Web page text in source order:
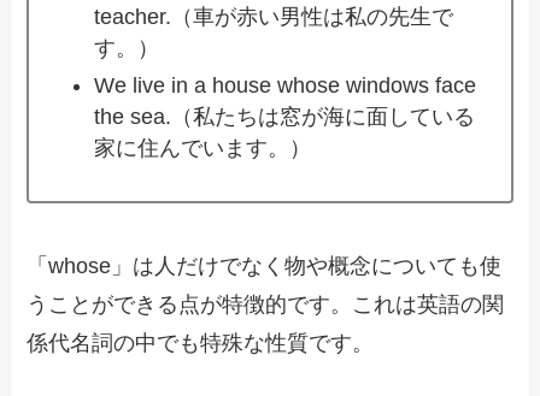
teacher.（車が赤い男性は私の先生で
す。）
We live in a house whose windows face
the sea.（私たちは窓が海に面している
家に住んでいます。）
「whose」は人だけでなく物や概念についても使
うことができる点が特徴的です。これは英語の関
係代名詞の中でも特殊な性質です。